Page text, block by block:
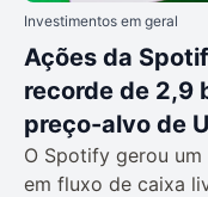
Investimentos em geral
Ações da
recorde de 2,9
preço-alvo de
O Spotify gerou
em fluxo de caixa